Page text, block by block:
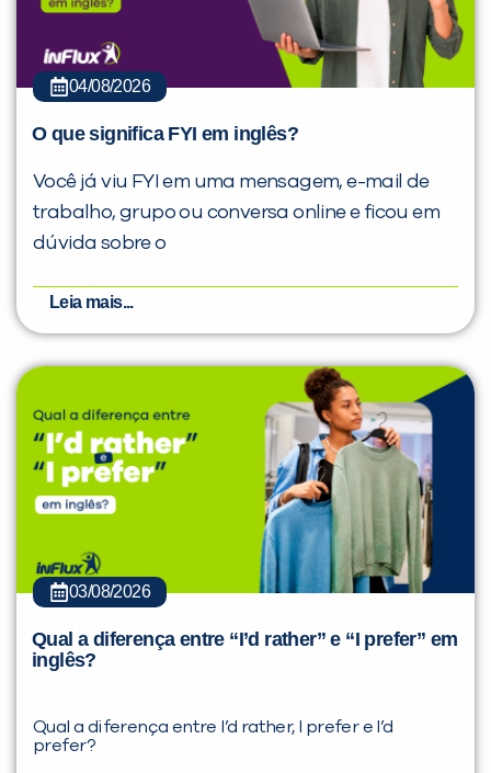
04/08/2026
O que significa FYI em inglês?
Você já viu FYI em uma mensagem, e-mail de
trabalho, grupo ou conversa online e ficou em
dúvida sobre o
Leia mais...
03/08/2026
Qual a diferença entre “I’d rather” e “I prefer” em
inglês?
Qual a diferença entre I’d rather, I prefer e I’d
prefer?